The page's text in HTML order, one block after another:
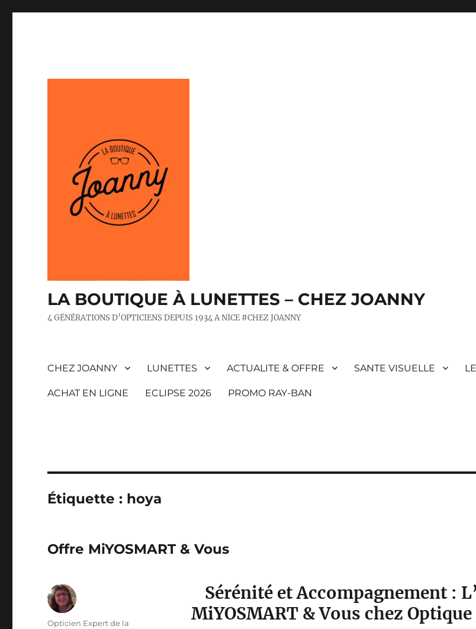
LA BOUTIQUE À LUNETTES – CHEZ JOANNY
4 GÉNÉRATIONS D’OPTICIENS DEPUIS 1934 A NICE #CHEZ JOANNY
CHEZ JOANNY LUNETTES ACTUALITE & OFFRE SANTE VISUELLE
ACHAT EN LIGNE ECLIPSE 2026 PROMO RAY-BAN
Étiquette : hoya
Offre MiYOSMART & Vous
Sérénité et Accompagnement :
MiYOSMART & Vous chez
Auteur
Opticien Expert de la